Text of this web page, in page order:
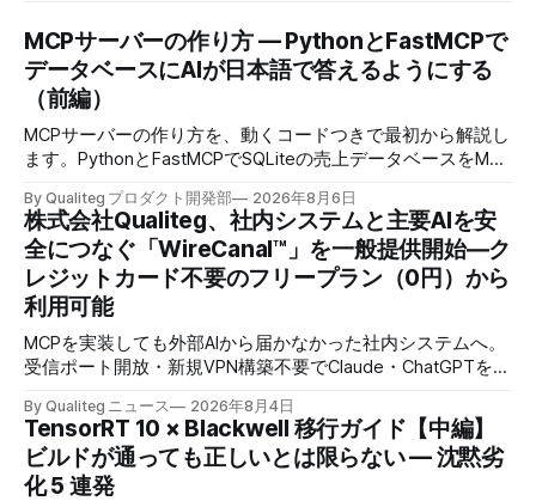
MCPサーバーの作り方 — PythonとFastMCPで
データベースにAIが日本語で答えるようにする
（前編）
MCPサーバーの作り方を、動くコードつきで最初から解説し
ます。PythonとFastMCPでSQLiteの売上データベースをMCP
返すところまで作ります。
By Qualiteg プロダクト開発部 2026年8月6日
株式会社Qualiteg、社内システムと主要AIを安
全につなぐ「WireCanal™」を一般提供開始―ク
レジットカード不要のフリープラン（0円）から
利用可能
MCPを実装しても外部AIから届かなかった社内システムへ。
受信ポート開放・新規VPN構築不要でClaude・ChatGPTを安
By Qualiteg ニュース 2026年8月4日
TensorRT 10 × Blackwell 移行ガイド【中編】
ビルドが通っても正しいとは限らない — 沈黙劣
化 5 連発